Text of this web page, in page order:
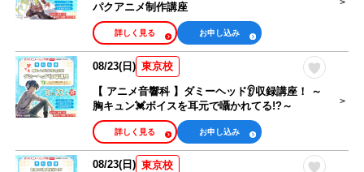
パクアニメ制作講座
お申し込み
詳しく見る
08/23(日) 東京校
【 アニメ音響科 】ダミーヘッド👂収録講座！ ～
胸キュン💓ボイスを耳元で囁かれてる!?～
お申し込み
詳しく見る
08/23(日) 東京校